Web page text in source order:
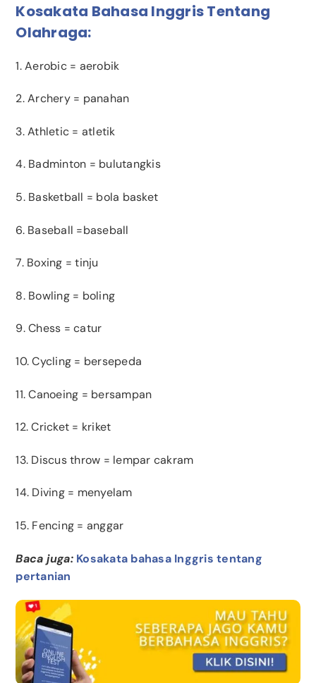
Kosakata Bahasa Inggris Tentang
Olahraga:
1. Aerobic = aerobik
2. Archery = panahan
3. Athletic = atletik
4. Badminton = bulutangkis
5. Basketball = bola basket
6. Baseball =baseball
7. Boxing = tinju
8. Bowling = boling
9. Chess = catur
10. Cycling = bersepeda
11. Canoeing = bersampan
12. Cricket = kriket
13. Discus throw = lempar cakram
14. Diving = menyelam
15. Fencing = anggar
Baca juga: Kosakata bahasa Inggris tentang
pertanian